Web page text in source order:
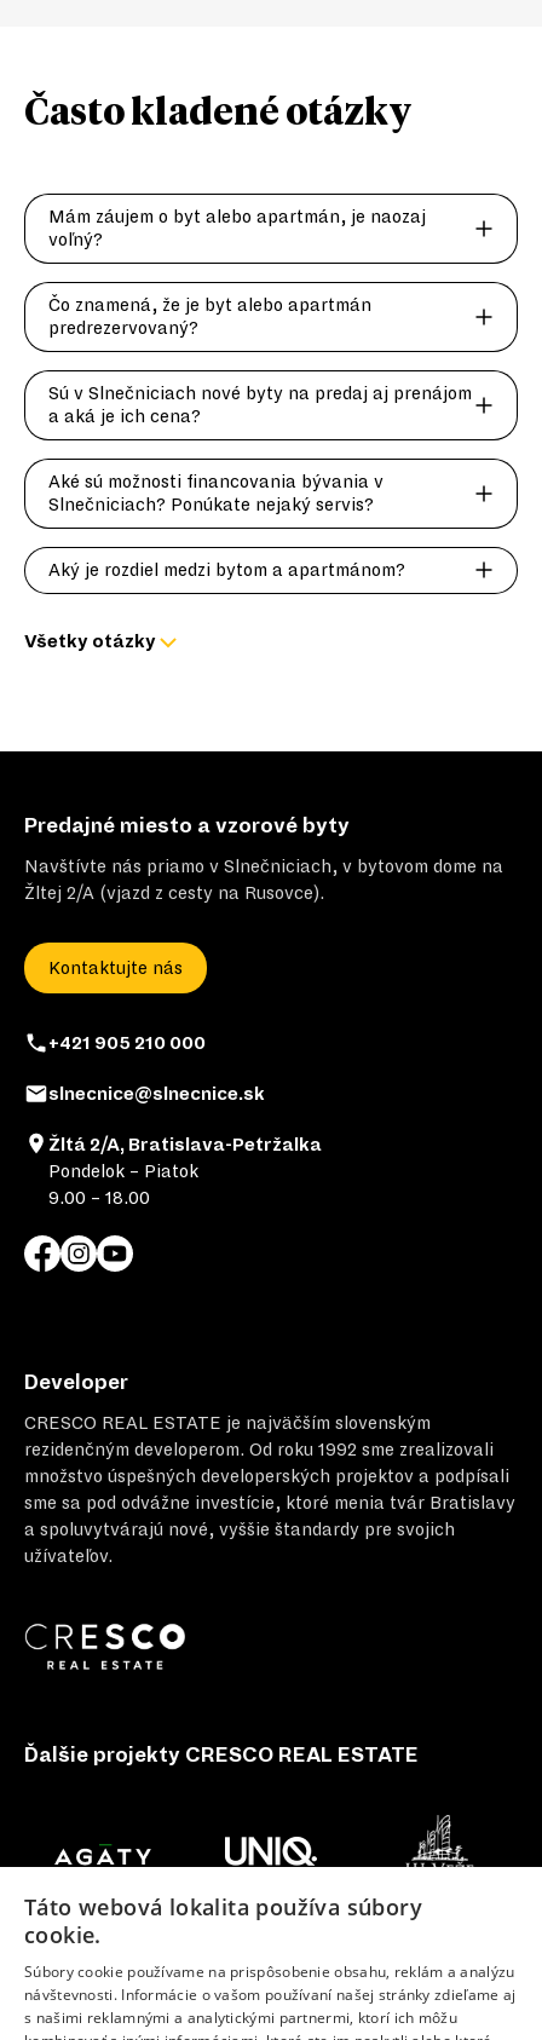
Často kladenéotázky
Mám záujem o byt alebo apartmán, je naozaj
voľný?
Čo znamená, že je byt alebo apartmán
predrezervovaný?
Sú v Slnečniciach nové byty na predaj aj prenájom
a aká je ich cena?
Aké sú možnosti financovania bývania v
Slnečniciach? Ponúkate nejaký servis?
Aký je rozdiel medzi bytom a apartmánom?
Všetky otázky
Predajné miesto a vzorové byty
Navštívte nás priamo v Slnečniciach, v bytovom dome na
Žltej 2/A (vjazd z cesty na Rusovce).
Kontaktujte nás
+421 905 210 000
slnecnice@slnecnice.sk
Žltá 2/A, Bratislava-Petržalka
Pondelok – Piatok
9.00 – 18.00
Developer
CRESCO REAL ESTATE je najväčším slovenským
rezidenčným developerom. Od roku 1992 sme zrealizovali
množstvo úspešných developerských projektov a podpísali
sme sa pod odvážne investície, ktoré menia tvár Bratislavy
a spoluvytvárajú nové, vyššie štandardy pre svojich
užívateľov.
Ďalšie projekty CRESCO REAL ESTATE
Táto webová lokalita používa súbory
cookie.
Súbory cookie používame na prispôsobenie obsahu, reklám a analýzu
návštevnosti. Informácie o vašom používaní našej stránky zdieľame aj
s našimi reklamnými a analytickými partnermi, ktorí ich môžu